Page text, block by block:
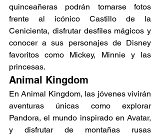
quinceañeras podrán tomarse fotos
frente al icónico Castillo de la
Cenicienta, disfrutar desfiles mágicos y
conocer a sus personajes de Disney
favoritos como Mickey, Minnie y las
princesas.
Animal Kingdom
En Animal Kingdom, las jóvenes vivirán
aventuras únicas como explorar
Pandora, el mundo inspirado en Avatar,
y disfrutar de montañas rusas